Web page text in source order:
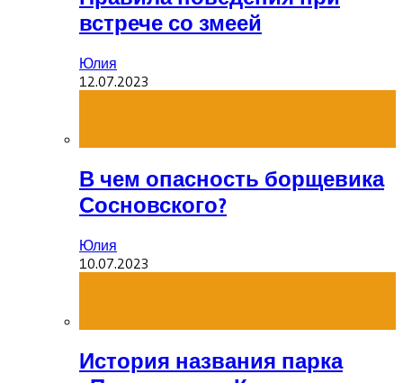
встрече со змеей
Юлия
12.07.2023
В чем опасность борщевика
Сосновского?
Юлия
10.07.2023
История названия парка